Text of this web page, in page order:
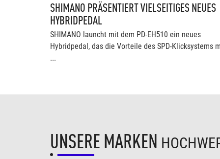
SHIMANO PRÄSENTIERT VIELSEITIGES NEUES
HYBRIDPEDAL
SHIMANO launcht mit dem PD-EH510 ein neues
Hybridpedal, das die Vorteile des SPD-Klicksystems
...
UNSERE MARKEN